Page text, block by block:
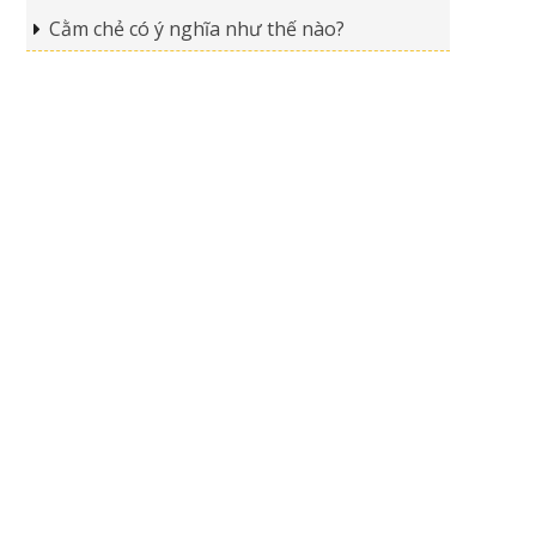
Cằm chẻ có ý nghĩa như thế nào?